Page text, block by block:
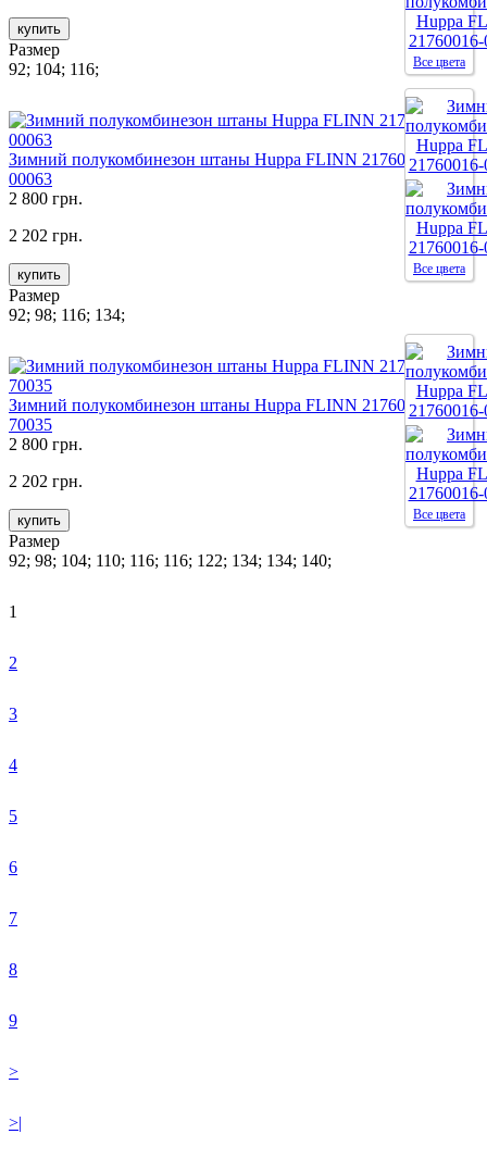
Все цвета
купить
Размер
92; 104; 116;
Все цвета
Зимний полукомбинезон штаны Huppa FLINN 21760016-
00063
2 800 грн.
2 202 грн.
купить
Размер
92; 98; 116; 134;
Все цвета
Зимний полукомбинезон штаны Huppa FLINN 21760016-
70035
2 800 грн.
2 202 грн.
купить
Размер
92; 98; 104; 110; 116; 116; 122; 134; 134; 140;
1
2
3
4
5
6
7
8
9
>
>|